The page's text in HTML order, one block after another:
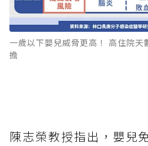
一歲以下嬰兒威脅更高！ 高住院天
擔
陳志榮教授指出，嬰兒